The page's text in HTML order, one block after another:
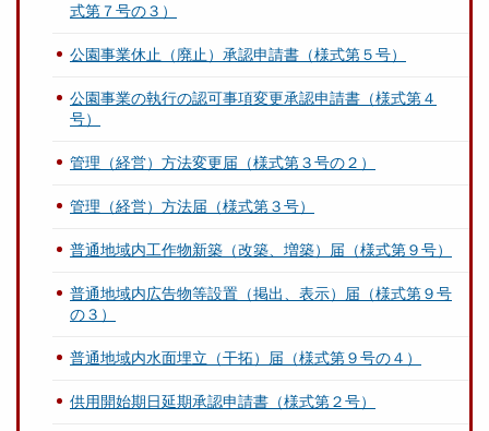
式第７号の３）
公園事業休止（廃止）承認申請書（様式第５号）
公園事業の執行の認可事項変更承認申請書（様式第４
号）
管理（経営）方法変更届（様式第３号の２）
管理（経営）方法届（様式第３号）
普通地域内工作物新築（改築、増築）届（様式第９号）
普通地域内広告物等設置（掲出、表示）届（様式第９号
の３）
普通地域内水面埋立（干拓）届（様式第９号の４）
供用開始期日延期承認申請書（様式第２号）